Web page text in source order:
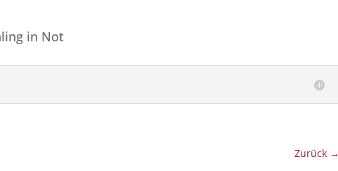
in Not
Zurück →